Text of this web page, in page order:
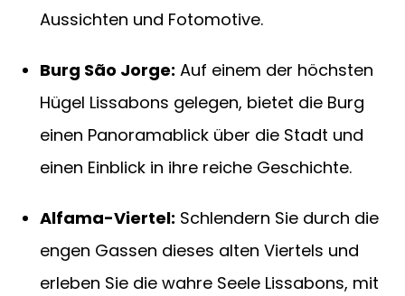
Aussichten und Fotomotive.
Burg São Jorge: Auf einem der höchsten
Hügel Lissabons gelegen, bietet die Burg
einen Panoramablick über die Stadt und
einen Einblick in ihre reiche Geschichte.
Alfama-Viertel: Schlendern Sie durch die
engen Gassen dieses alten Viertels und
erleben Sie die wahre Seele Lissabons, mit